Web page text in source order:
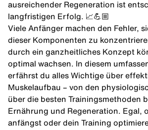
ausreichender Regeneration ist
langfristigen Erfolg. 📈💪🏼
Viele Anfänger machen den Fehler,
dieser Komponenten zu
durch ein ganzheitliches Konzept
optimal wachsen. In diesem
erfährst du alles Wichtige über
Muskelaufbau – von den
über die besten Trainingsmethoden
Ernährung und Regeneration. Egal,
anfängst oder dein Training